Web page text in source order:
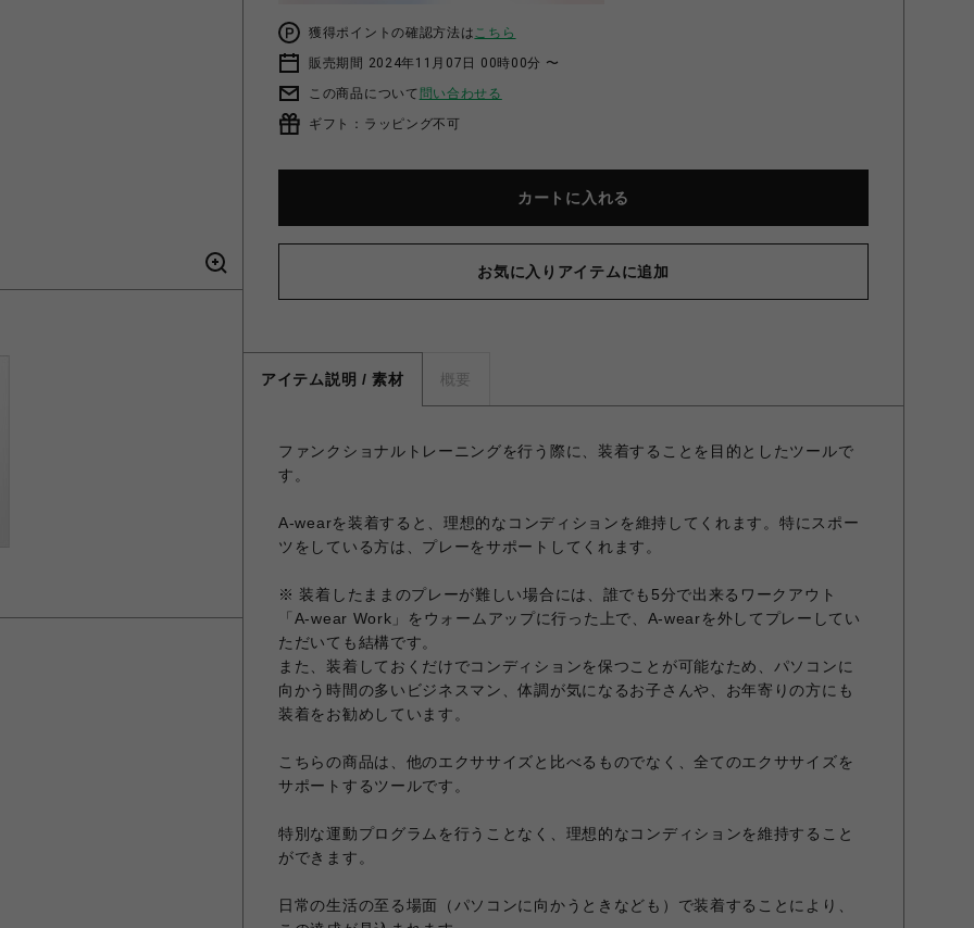
獲得ポイントの確認方法はこちら
販売期間 2024年11月07日 00時00分 〜
この商品について 問い合わせる
ギフト：ラッピング不可
カートに入れる
お気に入りアイテムに追加
アイテム説明 / 素材 概要
ファンクショナルトレーニングを行う際に、装着することを目的としたツールで
す。
A-wearを装着すると、理想的なコンディションを維持してくれます。特にスポー
ツをしている方は、プレーをサポートしてくれます。
※ 装着したままのプレーが難しい場合には、誰でも5分で出来るワークアウト
「A-wear Work」をウォームアップに行った上で、A-wearを外してプレーしてい
ただいても結構です。
また、装着しておくだけでコンディションを保つことが可能なため、パソコンに
向かう時間の多いビジネスマン、体調が気になるお子さんや、お年寄りの方にも
装着をお勧めしています。
こちらの商品は、他のエクササイズと比べるものでなく、全てのエクササイズを
サポートするツールです。
特別な運動プログラムを行うことなく、理想的なコンディションを維持すること
ができます。
日常の生活の至る場面（パソコンに向かうときなども）で装着することにより、